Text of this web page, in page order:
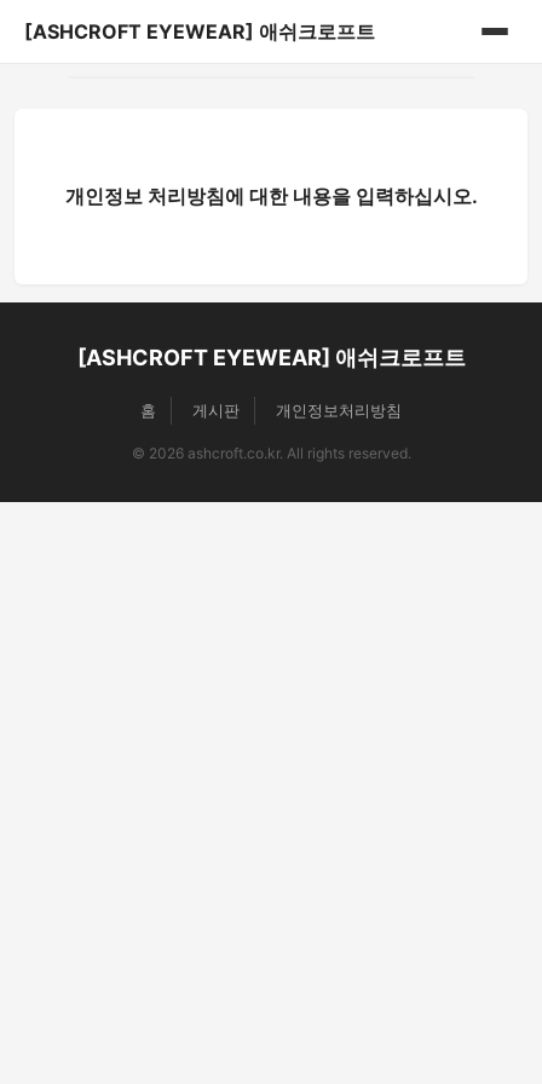
[ASHCROFT EYEWEAR] 애쉬크로프트
개인정보 처리방침에 대한 내용을 입력하십시오.
[ASHCROFT EYEWEAR] 애쉬크로프트
홈 게시판 개인정보처리방침
© 2026 ashcroft.co.kr. All rights reserved.